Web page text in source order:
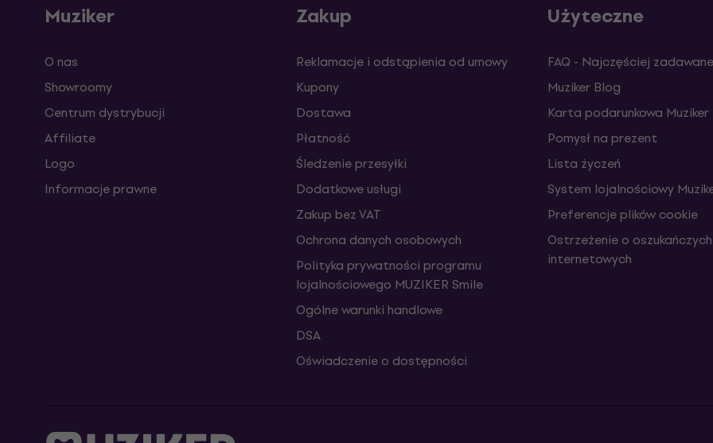
Muziker
O nas
Showroomy
Centrum dystrybucji
Affiliate
Logo
Informacje prawne
Zakup
Reklamacje i odstąpienia od umowy
Kupony
Dostawa
Płatność
Śledzenie przesyłki
Dodatkowe usługi
Zakup bez VAT
Ochrona danych osobowych
Polityka prywatności programu
lojalnościowego MUZIKER Smile
Ogólne warunki handlowe
DSA
Oświadczenie o dostępności
Użyteczne
FAQ - Najczęściej
Muziker Blog
Karta podarunkowa Muziker
Pomysł na prezent
Lista życzeń
System lojalnościowy
Preferencje plików cookie
Ostrzeżenie o
internetowych